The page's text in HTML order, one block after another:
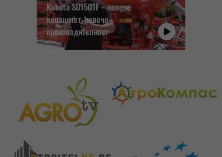
Kubota SD1501F – повече
капацитет, повече
производителност